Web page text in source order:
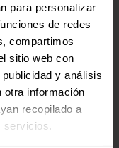
para personalizar
de redes
compartimos
sitio web con
y análisis
otra información
recopilado a
servicios.
Julia Navarro,
de la ONG
de testimonios en
todos los
Spotify, enIvoox,